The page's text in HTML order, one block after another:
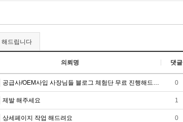
해드립니다
의뢰명 댓글
공급사/OEM사입 사장님들 블로그 체험단 무료 진행해드립니다 ! 0
제발 해주세요 1
상세페이지 작업 해드려요 0